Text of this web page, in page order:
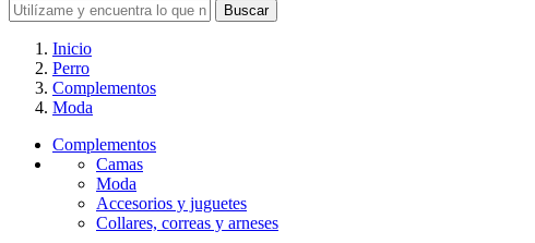
Buscar
Inicio
Perro
Complementos
Moda
Complementos
Camas
Moda
Accesorios y juguetes
Collares, correas y arneses